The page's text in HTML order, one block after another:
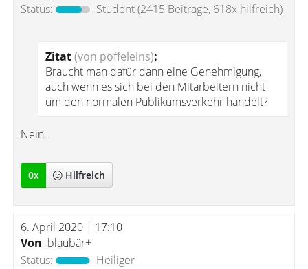
Status:
Student(2415 Beiträge, 618x hilfreich)
Zitat(von poffeleins):
Braucht man dafür dann eine Genehmigung,
auch wenn es sich bei den Mitarbeitern nicht
um den normalen Publikumsverkehr handelt?
Nein.
0x Hilfreich
6. April 2020 | 17:10
Von blaubär+
Status:
Heiliger